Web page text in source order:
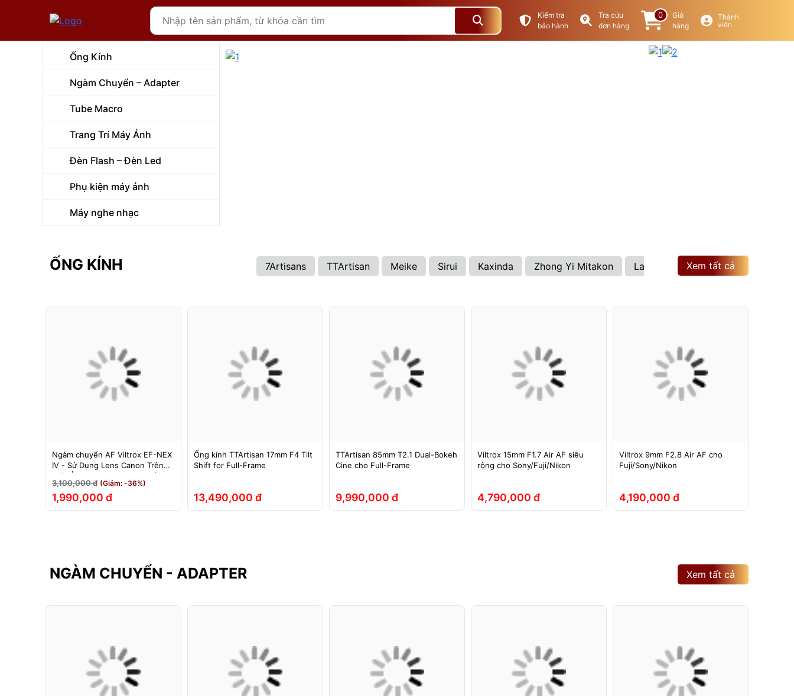
Kiểm tra
bảo hành
Tra cứu
đơn hàng
0
Giỏ
hàng
Thành
viên
Ống Kính
Ngàm Chuyển – Adapter
Tube Macro
Trang Trí Máy Ảnh
Đèn Flash – Đèn Led
Phụ kiện máy ảnh
Máy nghe nhạc
ỐNG KÍNH 7Artisans TTArtisan Meike Sirui Kaxinda Zhong Yi Mitakon Laowa Brightin Star
Xem tất cả
Ngàm chuyển AF Viltrox EF-NEX
IV - Sử Dụng Lens Canon Trên
Máy Ảnh Sony E-Mount - Bảo
Hành 12 Tháng.
3,100,000 đ (Giảm: -36%)
1,990,000 đ
Ống kính TTArtisan 17mm F4 Tilt
Shift for Full-Frame
13,490,000 đ
TTArtisan 85mm T2.1 Dual-Bokeh
Cine cho Full-Frame
9,990,000 đ
Viltrox 15mm F1.7 Air AF siêu
rộng cho Sony/Fuji/Nikon
4,790,000 đ
Viltrox 9mm F2.8 Air AF cho
Fuji/Sony/Nikon
4,190,000 đ
NGÀM CHUYỂN - ADAPTER Xem tất cả